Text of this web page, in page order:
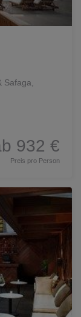
932 €
Preis pro Person